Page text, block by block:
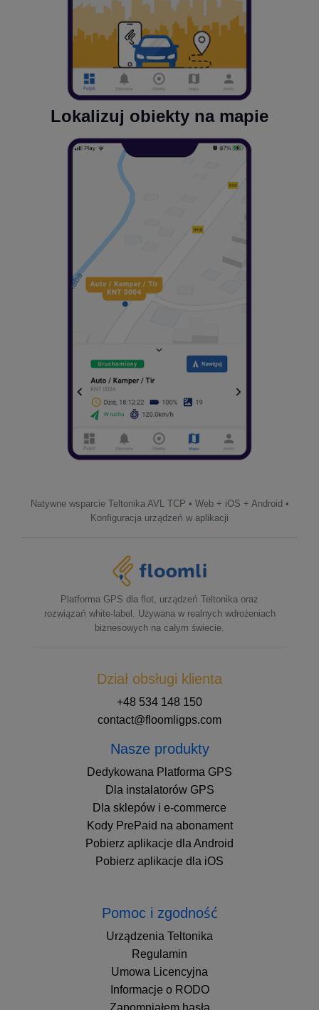
Lokalizuj obiekty na mapie
Natywne wsparcie Teltonika AVL TCP • Web + iOS + Android •
Konfiguracja urządzeń w aplikacji
Platforma GPS dla flot, urządzeń Teltonika oraz
rozwiązań white-label. Używana w realnych wdrożeniach
biznesowych na całym świecie.
Dział obsługi klienta
+48 534 148 150
contact@floomligps.com
Nasze produkty
Dedykowana Platforma GPS
Dla instalatorów GPS
Dla sklepów i e-commerce
Kody PrePaid na abonament
Pobierz aplikacje dla Android
Pobierz aplikacje dla iOS
Pomoc i zgodność
Urządzenia Teltonika
Regulamin
Umowa Licencyjna
Informacje o RODO
Zapomniałem hasła